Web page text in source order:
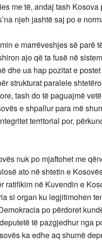
me të, andaj tash
njeh jashtë saj po e
e marrëveshjes së parë
ajo që ta fusë në
dhe ua hap pozitat e
strukturat paralele
tash do të paguajmë
e shpallur para më
territorial por,
nuk po mjaftohet me
ato në shtetin e
ratifikim në Kuvendin e
si organ ku legjitimohen
po përdoret
të pazgjedhur nga
ka edhe aq shumë